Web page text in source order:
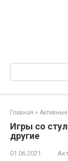
Поиск:
Главная » Активные
Игры со
другие
01.06.2021